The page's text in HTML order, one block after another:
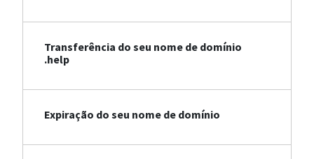
Transferência do seu nome de domínio
.help
Expiração do seu nome de domínio